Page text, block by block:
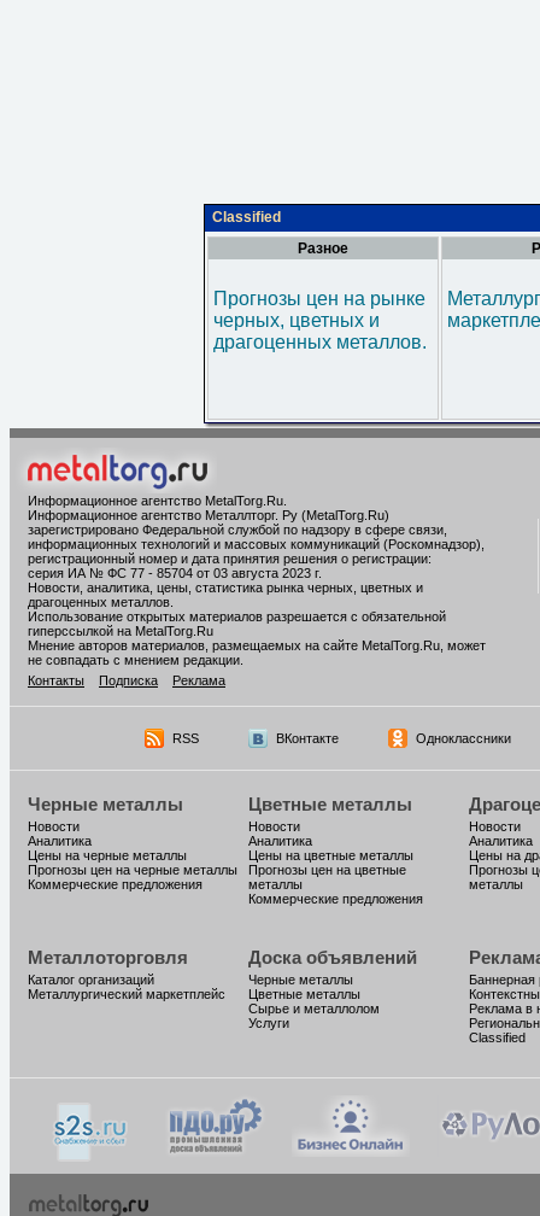
Classified
Разное
Прогнозы цен на рынке
черных, цветных и
драгоценных металлов.
Информационное агентство MetalTorg.Ru
Информационное агентство Металлторг. Ру (MetalTorg.Ru)
зарегистрировано Федеральной службой по надзору в сфере связи,
информационных технологий и массовых коммуникаций (Роскомнадзор),
регистрационный номер и дата принятия решения о регистрации:
серия ИА № ФС 77 - 85704 от 03 августа 2023 г.
Новости, аналитика, цены, статистика рынка черных, цветных и
драгоценных металлов.
Использование открытых материалов разрешается с обязательной
гиперссылкой на MetalTorg.Ru
Мнение авторов материалов, размещаемых на сайте MetalTorg.Ru, может
не совпадать с мнением редакции.
Контакты
Подписка Реклама
RSS ВКонтакте Одноклассники
Черные металлы
Новости
Аналитика
Цены на черные металлы
Прогнозы цен на черные металлы
Коммерческие предложения
Цветные металлы
Новости
Аналитика
Цены на цветные металлы
Прогнозы цен на цветные
металлы
Коммерческие предложения
Новости
Аналитика
Цены на
Прогнозы
металлы
Металлоторговля
Каталог организаций
Металлургический маркетплейс
Доска объявлений
Черные металлы
Цветные металлы
Сырье и металлолом
Услуги
Баннерная
Реклама в
Classified